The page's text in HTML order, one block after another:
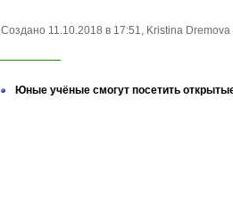
Создано 11.10.2018 в 17:51, Kristina Dremova
Юные учёные смогут посетить